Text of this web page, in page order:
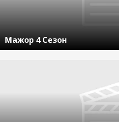
Мажор 4 Сезон